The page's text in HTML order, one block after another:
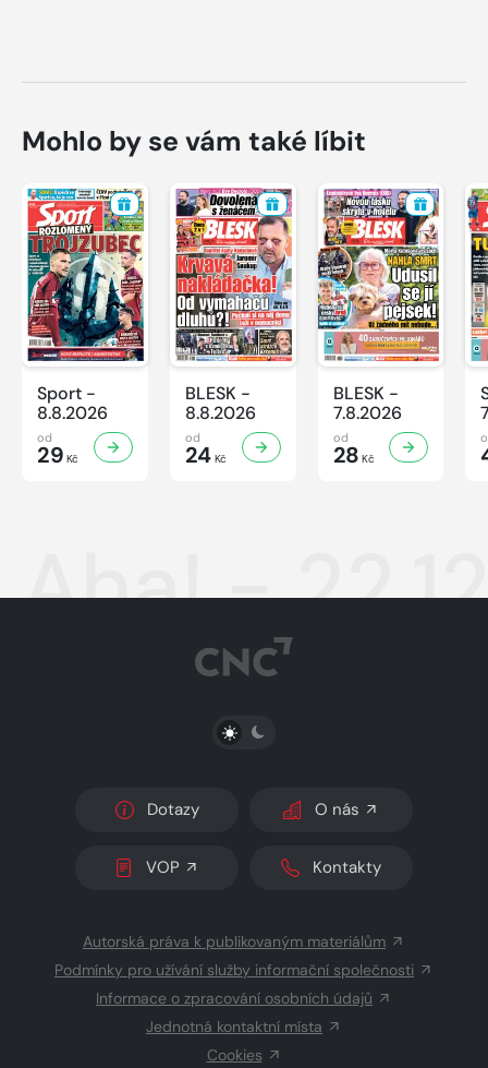
Mohlo by se vám také líbit
Sport -
8.8.2026
od
29 Kč
BLESK -
8.8.2026
od
24Kč
BLESK -
7.8.2026
od
28 Kč
Aha! -
PŘEPNOUT SVĚTLÝ/TMAVÝ REŽIM
Dotazy O nás
VOP Kontakty
Autorská práva k publikovaným materiálům
Podmínky pro užívání služby informační společnosti
Informace o zpracování osobních údajů
Jednotná kontaktní místa
Cookies